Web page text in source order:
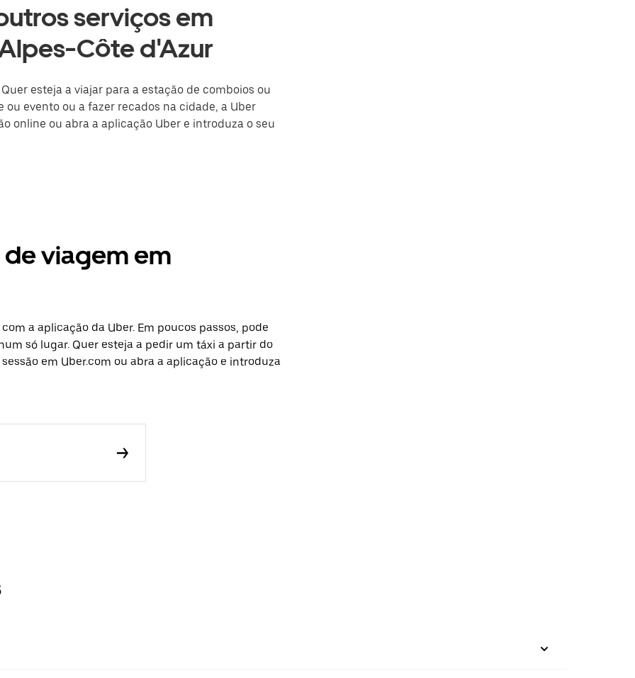
serviços em
Côte d'Azur
esteja a viajar para a estação de comboios ou
evento ou a fazer recados na cidade, a Uber
online ou abra a aplicação Uber e introduza o seu
viagem em
a aplicação da Uber. Em poucos passos, pode
só lugar. Quer esteja a pedir um táxi a partir do
em Uber.com ou abra a aplicação e introduza